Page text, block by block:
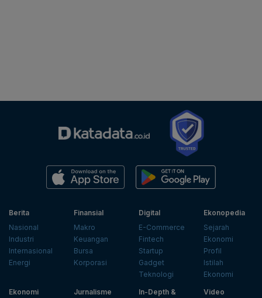
Berita
Nasional
Industri
Internasional
Energi
Finansial
Makro
Keuangan
Bursa
Korporasi
Digital
E-Commerce
Fintech
Startup
Gadget
Teknologi
Ekonopedia
Sejarah
Ekonomi
Profil
Istilah
Ekonomi
Ekonomi
Jurnalisme
In-Depth &
Video